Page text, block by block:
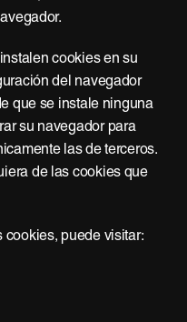
cookies en su
del navegador
que se instale ninguna
su navegador para
las de terceros.
de las cookies que
cookies, puede visitar: